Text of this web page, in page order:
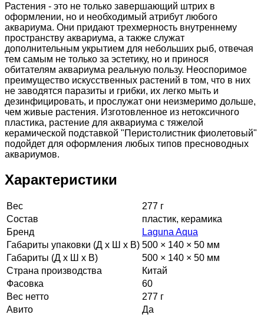
Растения - это не только завершающий штрих в
оформлении, но и необходимый атрибут любого
аквариума. Они придают трехмерность внутреннему
пространству аквариума, а также служат
дополнительным укрытием для небольших рыб, отвечая
тем самым не только за эстетику, но и принося
обитателям аквариума реальную пользу. Неоспоримое
преимущество искусственных растений в том, что в них
не заводятся паразиты и грибки, их легко мыть и
дезинфицировать, и прослужат они неизмеримо дольше,
чем живые растения. Изготовленное из нетоксичного
пластика, растение для аквариума с тяжелой
керамической подставкой "Перистолистник фиолетовый"
подойдет для оформления любых типов пресноводных
аквариумов.
Характеристики
Вес
277 г
Состав
пластик, керамика
Бренд
Laguna Aqua
Габариты упаковки (Д х Ш х В) 500 × 140 × 50 мм
Габариты (Д х Ш х В)
500 × 140 × 50 мм
Страна производства
Китай
Фасовка
60
Вес нетто
277 г
Авито
Да